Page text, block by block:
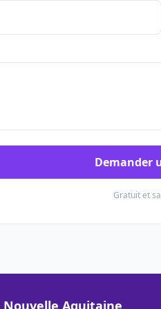
Demander
Gratuit et
Nouvelle Aquitaine